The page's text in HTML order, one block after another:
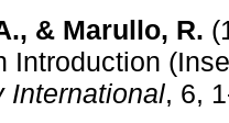
& Marullo, R.
Introduction
International, 6,